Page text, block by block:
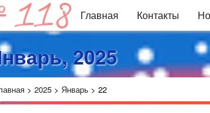
Главная Контакты
2025
> 2025 > Январь > 22